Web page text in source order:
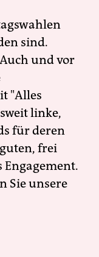
sind.
und vor
"Alles
linke,
für deren
frei
Sie unsere